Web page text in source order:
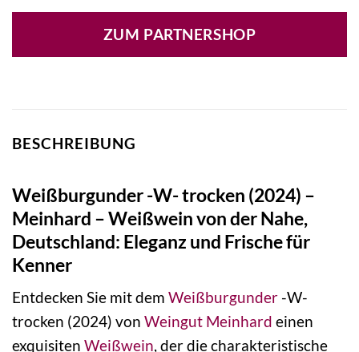
ZUM PARTNERSHOP
BESCHREIBUNG
Weißburgunder -W- trocken (2024) –
Meinhard – Weißwein von der Nahe,
Deutschland: Eleganz und Frische für
Kenner
Entdecken Sie mit dem Weißburgunder -W-
trocken (2024) von Weingut Meinhard einen
exquisiten Weißwein, der die charakteristische